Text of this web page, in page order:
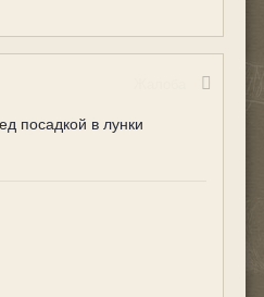
посадкой в лунки